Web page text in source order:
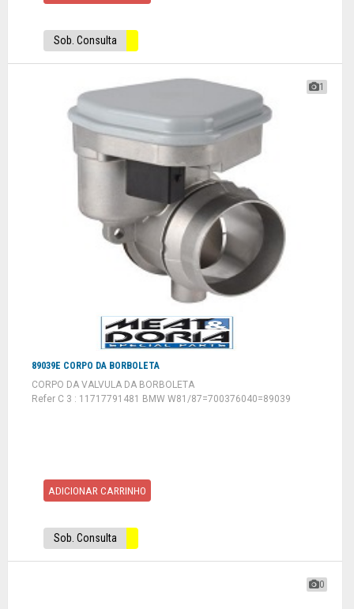
Sob. Consulta
1
89039E CORPO DA BORBOLETA
CORPO DA VALVULA DA BORBOLETA
Refer C 3 : 11717791481 BMW W81/87=700376040=89039
ADICIONAR CARRINHO
Sob. Consulta
0